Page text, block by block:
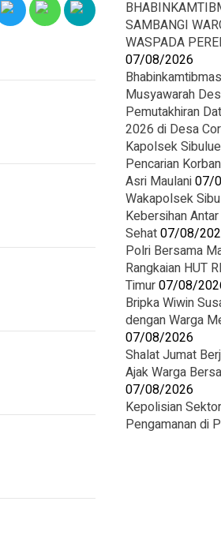
SAMBANGI
WASPADA
07/08/2026
Musyawarah
Pemutakhiran
2026 di Desa
Kapolsek
Pencarian
Asri Maulani07/
Wakapolsek
Kebersihan
Sehat07/08/
Polri Bersama
Rangkaian HUT
Timur07/08/
Bripka Wiwin
dengan Warga
07/08/2026
Shalat Jumat
Ajak Warga
07/08/2026
Kepolisian
Pengamanan di